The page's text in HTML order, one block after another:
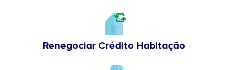
Renegociar Crédito Habitação